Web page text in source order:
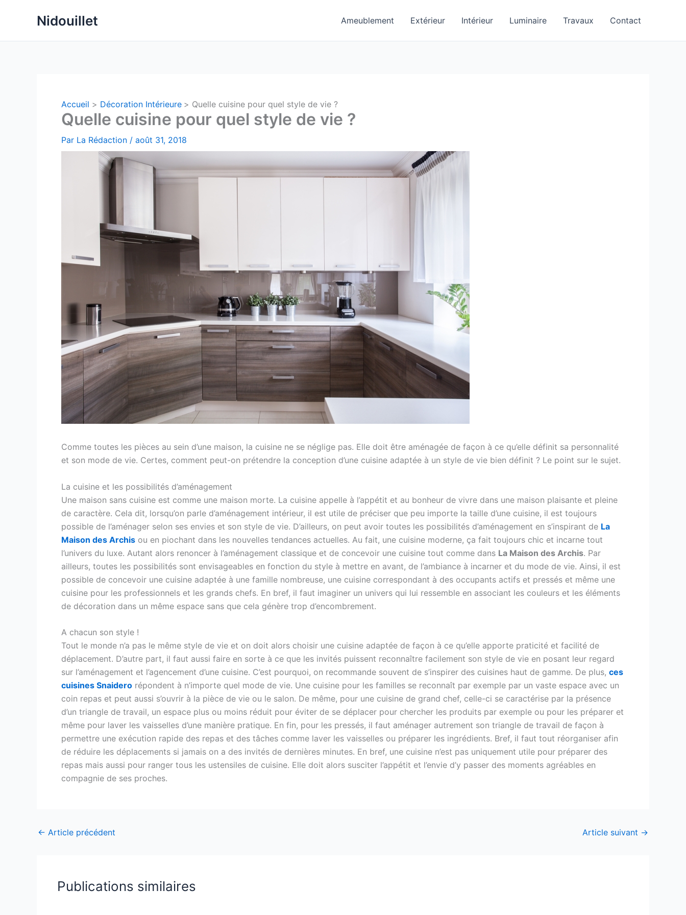
Nidouillet Ameublement Extérieur Intérieur Luminaire Travaux Contact
Accueil Décoration Intérieure Quelle cuisine pour quel style de vie ?
Quelle cuisine pour quel style de vie ?
Par La Rédaction / août 31, 2018
Comme toutes les pièces au sein d’une maison, la cuisine ne se néglige pas. Elle doit être aménagée de façon à ce qu’elle définit sa personnalité
et son mode de vie. Certes, comment peut-on prétendre la conception d’une cuisine adaptée à un style de vie bien définit ? Le point sur le sujet.
La cuisine et les possibilités d’aménagement
Une maison sans cuisine est comme une maison morte. La cuisine appelle à l’appétit et au bonheur de vivre dans une maison plaisante et pleine
de caractère. Cela dit, lorsqu’on parle d’aménagement intérieur, il est utile de préciser que peu importe la taille d’une cuisine, il est toujours
possible de l’aménager selon ses envies et son style de vie. D’ailleurs, on peut avoir toutes les possibilités d’aménagement en s’inspirant de La
Maison des Archis ou en piochant dans les nouvelles tendances actuelles. Au fait, une cuisine moderne, ça fait toujours chic et incarne tout
l’univers du luxe. Autant alors renoncer à l’aménagement classique et de concevoir une cuisine tout comme dans La Maison des Archis. Par
ailleurs, toutes les possibilités sont envisageables en fonction du style à mettre en avant, de l’ambiance à incarner et du mode de vie. Ainsi, il est
possible de concevoir une cuisine adaptée à une famille nombreuse, une cuisine correspondant à des occupants actifs et pressés et même une
cuisine pour les professionnels et les grands chefs. En bref, il faut imaginer un univers qui lui ressemble en associant les couleurs et les éléments
de décoration dans un même espace sans que cela génère trop d’encombrement.
A chacun son style !
Tout le monde n’a pas le même style de vie et on doit alors choisir une cuisine adaptée de façon à ce qu’elle apporte praticité et facilité de
déplacement. D’autre part, il faut aussi faire en sorte à ce que les invités puissent reconnaître facilement son style de vie en posant leur regard
sur l’aménagement et l’agencement d’une cuisine. C’est pourquoi, on recommande souvent de s’inspirer des cuisines haut de gamme. De plus, ces
cuisines Snaidero répondent à n’importe quel mode de vie. Une cuisine pour les familles se reconnaît par exemple par un vaste espace avec un
coin repas et peut aussi s’ouvrir à la pièce de vie ou le salon. De même, pour une cuisine de grand chef, celle-ci se caractérise par la présence
d’un triangle de travail, un espace plus ou moins réduit pour éviter de se déplacer pour chercher les produits par exemple ou pour les préparer et
même pour laver les vaisselles d’une manière pratique. En fin, pour les pressés, il faut aménager autrement son triangle de travail de façon à
permettre une exécution rapide des repas et des tâches comme laver les vaisselles ou préparer les ingrédients. Bref, il faut tout réorganiser afin
de réduire les déplacements si jamais on a des invités de dernières minutes. En bref, une cuisine n’est pas uniquement utile pour préparer des
repas mais aussi pour ranger tous les ustensiles de cuisine. Elle doit alors susciter l’appétit et l’envie d’y passer des moments agréables en
compagnie de ses proches.
← Article précédent Article suivant →
Publications similaires